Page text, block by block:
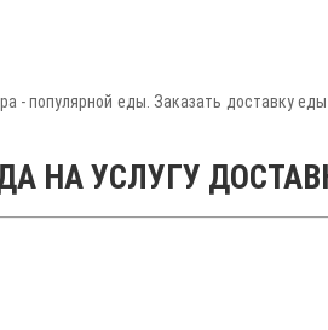
- популярной еды. Заказать доставку
НА УСЛУГУ